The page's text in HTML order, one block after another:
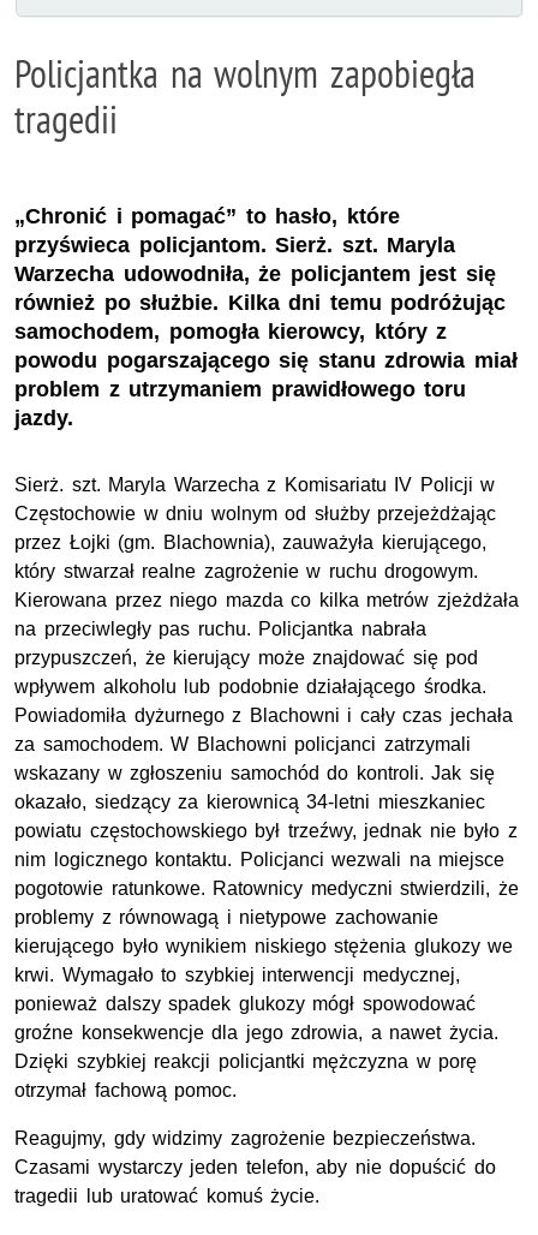
Policjantka na wolnym zapobiegła
tragedii
„Chronić i pomagać” to hasło, które
przyświeca policjantom. Sierż. szt. Maryla
Warzecha udowodniła, że policjantem jest się
również po służbie. Kilka dni temu podróżując
samochodem, pomogła kierowcy, który z
powodu pogarszającego się stanu zdrowia miał
problem z utrzymaniem prawidłowego toru
jazdy.
Sierż. szt. Maryla Warzecha z Komisariatu IV Policji w
Częstochowie w dniu wolnym od służby przejeżdżając
przez Łojki (gm. Blachownia), zauważyła kierującego,
który stwarzał realne zagrożenie w ruchu drogowym.
Kierowana przez niego mazda co kilka metrów zjeżdżała
na przeciwległy pas ruchu. Policjantka nabrała
przypuszczeń, że kierujący może znajdować się pod
wpływem alkoholu lub podobnie działającego środka.
Powiadomiła dyżurnego z Blachowni i cały czas jechała
za samochodem. W Blachowni policjanci zatrzymali
wskazany w zgłoszeniu samochód do kontroli. Jak się
okazało, siedzący za kierownicą 34-letni mieszkaniec
powiatu częstochowskiego był trzeźwy, jednak nie było z
nim logicznego kontaktu. Policjanci wezwali na miejsce
pogotowie ratunkowe. Ratownicy medyczni stwierdzili, że
problemy z równowagą i nietypowe zachowanie
kierującego było wynikiem niskiego stężenia glukozy we
krwi. Wymagało to szybkiej interwencji medycznej,
ponieważ dalszy spadek glukozy mógł spowodować
groźne konsekwencje dla jego zdrowia, a nawet życia.
Dzięki szybkiej reakcji policjantki mężczyzna w porę
otrzymał fachową pomoc.
Reagujmy, gdy widzimy zagrożenie bezpieczeństwa.
Czasami wystarczy jeden telefon, aby nie dopuścić do
tragedii lub uratować komuś życie.